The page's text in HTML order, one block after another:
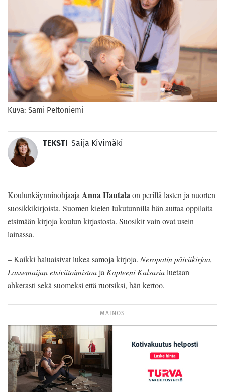
Kuva: Sami Peltoniemi
TEKSTI Saija Kivimäki
Koulunkäynninohjaaja Anna Hautalaon perillä lasten ja nuorten
suosikkikirjoista. Suomen kielen lukutunnilla hän auttaa oppilaita
etsimään kirjoja koulun kirjastosta. Suosikit vain ovat usein
lainassa.
– Kaikki haluaisivat lukea samoja kirjoja. Neropatin päiväkirjaa,
Lassemaijan etsivätoimistoaja Kapteeni Kalsarialuetaan
ahkerasti sekä suomeksi että ruotsiksi, hän kertoo.
MAINOS